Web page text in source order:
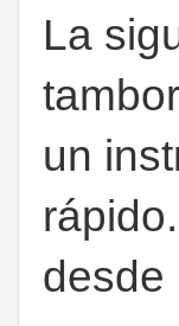
La
un
desde